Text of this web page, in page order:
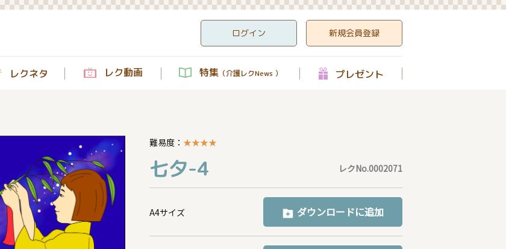
ログイン 新規会員登録
レクネタ レク動画 特集 （介護レクNews ） プレゼント
難易度： ★★★★
七夕-4 レクNo.0002071
A4サイズ ダウンロードに追加